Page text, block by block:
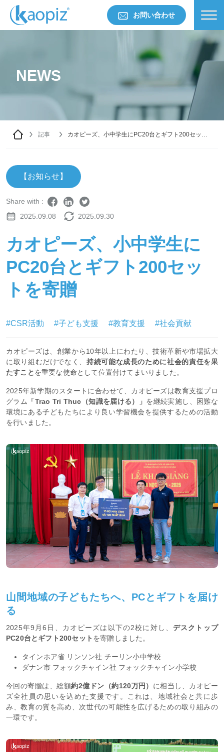
お問い合わせ
NEWS
記事
カオピーズ、小中学生にPC20台とギフト200セット
【お知らせ】
Share with :
2025.09.08
2025.09.30
カオピーズ、小中学生に
PC20台とギフト200セッ
トを寄贈
#CSR活動 #子ども支援 #教育支援 #社会貢献
カオピーズは、創業から10年以上にわたり、技術革新や市場拡大
に取り組むだけでなく、 持続可能な成長のために社会的責任を果
たすことを重要な使命として位置付けてまいりました。
2025年新学期のスタートに合わせて、カオピーズは教育支援プロ
グラム
「Trao Tri Thuc（知識を届ける）」 を継続実施し、困難な
環境にある子どもたちにより良い学習機会を提供するための活動
を行いました。
山間地域の子どもたちへ、PCとギフトを届け
る
2025年9月6日、カオピーズは以下の2校に対し、デスクトップ
PC20台とギフト200セット を寄贈しました。
タインホア省 リンソン社 チーリン小中学校
ダナン市 フォックチャイン社 フォックチャイン小学校
今回の寄贈は、総額約2億ドン（約120万円） に相当し、カオピー
ズ全社員の思いを込めた支援です。これは、地域社会と共に歩
み、教育の質を高め、次世代の可能性を広げるための取り組みの
一環です。